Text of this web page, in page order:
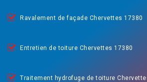
Ravalement de façade Chervettes 17380
Entretien de toiture Chervettes 17380
Traitement hydrofuge de toiture